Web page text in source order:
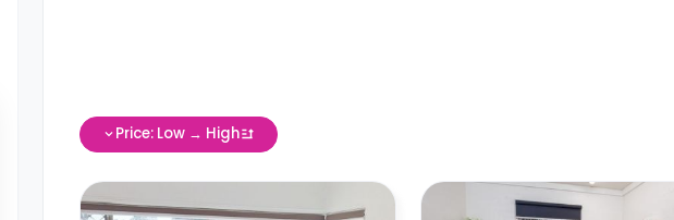
Price: Low → High